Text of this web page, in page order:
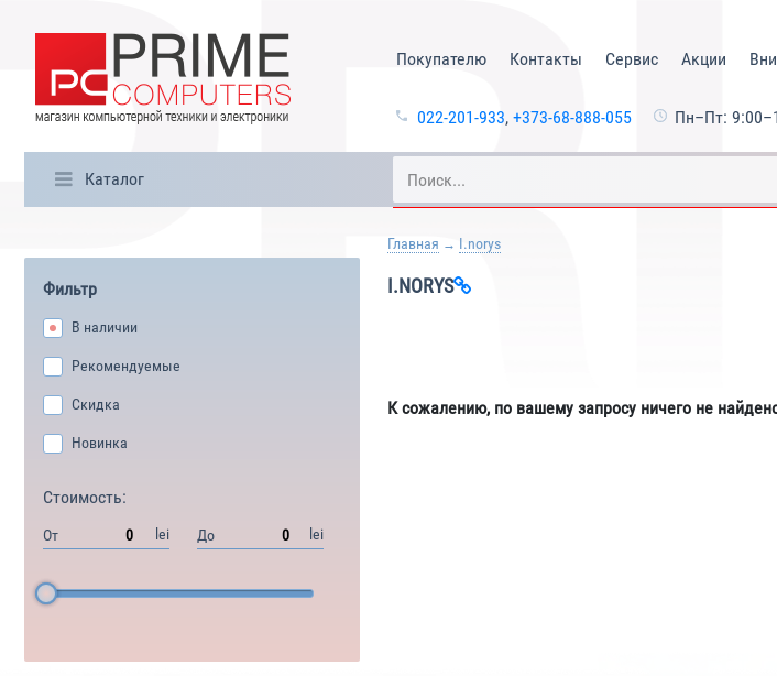
Покупателю Контакты Сервис Акции
022-201-933, +373-68-888-055 Пн–Пт:
Каталог
Фильтр
В наличии
Рекомендуемые
Скидка
Новинка
Стоимость:
От lei До lei
Главная I.norys
I.NORYS
К сожалению, по вашему запросу ничего не